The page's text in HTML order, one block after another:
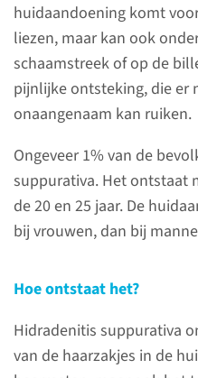
huidaandoening komt
liezen, maar kan ook
schaamstreek of op de
pijnlijke ontsteking, die er
onaangenaam kan ruiken.
Ongeveer 1% van de
suppurativa. Het ontstaat
de 20 en 25 jaar. De
bij vrouwen, dan bij
Hoe ontstaat het?
Hidradenitis suppurativa
van de haarzakjes in de
Hidradenitis
suppurativa
Hidradenitis
een
ontstekingen
ontstaan. De
komt vooral
en liezen,
of op de billen
lees meer